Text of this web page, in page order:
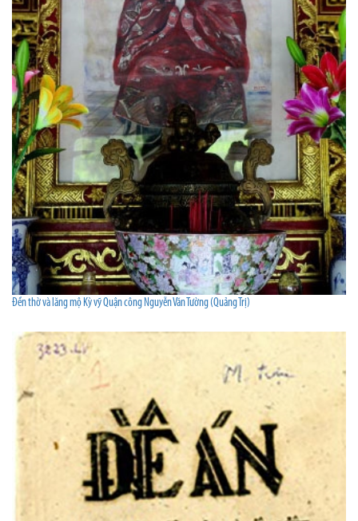
Đền thờ và lăng mộ Kỳ vỹ Quận công Nguyễn Văn Tường (Quảng Trị)